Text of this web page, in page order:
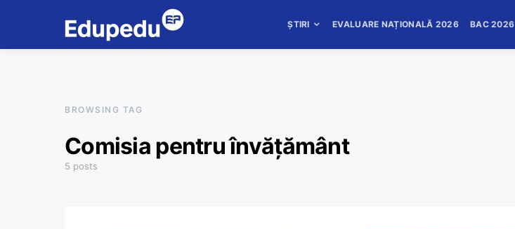
ȘTIRI EVALUARE NAȚIONALĂ 2026 BAC 2026
BROWSING TAG
Comisia pentru învățământ
5 posts